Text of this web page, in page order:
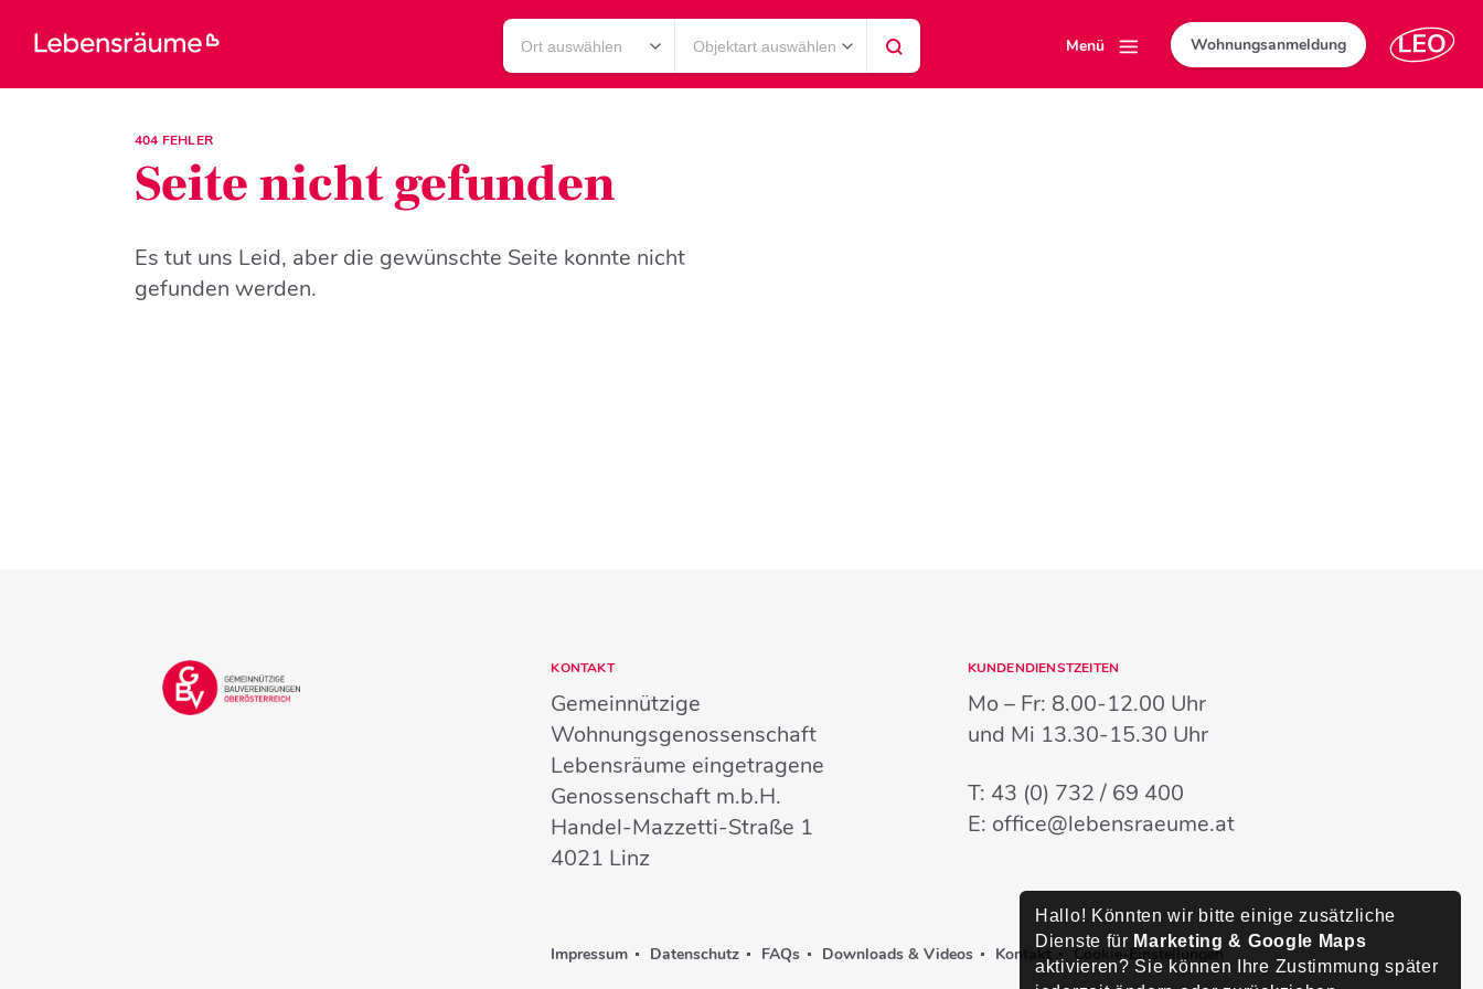
Ort auswählen Objektart auswählen Menü Wohnungsanmeldung
404 FEHLER
Seite nicht gefunden
Es tut uns Leid, aber die gewünschte Seite konnte nicht
gefunden werden.
KONTAKT
Gemeinnützige
Wohnungsgenossenschaft
Lebensräume eingetragene
Genossenschaft m.b.H.
Handel-Mazzetti-Straße 1
4021 Linz
KUNDENDIENSTZEITEN
Mo – Fr: 8.00-12.00 Uhr
und Mi 13.30-15.30 Uhr
T: 43 (0) 732 / 69 400
E: office@lebensraeume.at
Impressum Datenschutz FAQs Downloads & Videos Kontakt Cookie-Einstellungen
Hallo! Könnten wir bitte einige zusätzliche
Dienste für Marketing & Google Maps
aktivieren? Sie können Ihre Zustimmung später